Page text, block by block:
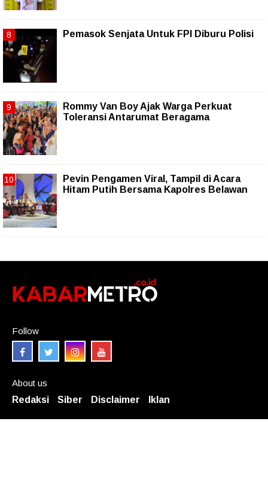
Pemasok Senjata Untuk FPI Diburu Polisi
Rommy Van Boy Ajak Warga Perkuat
Toleransi Antarumat Beragama
Pevin Pengamen Viral, Tampil di Acara
Hitam Putih Bersama Kapolres Belawan
Follow
About us
Redaksi
Siber Disclaimer Iklan